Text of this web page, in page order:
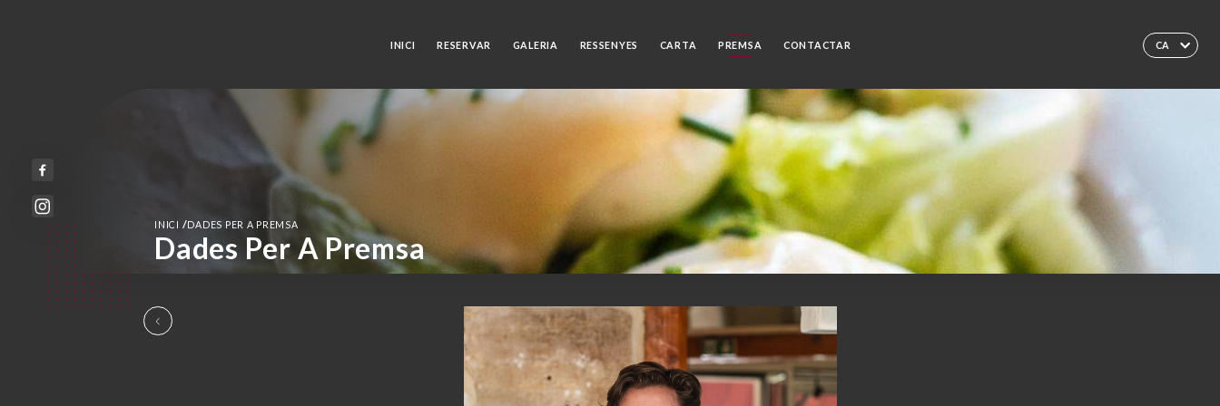
CA
INICI RESERVAR GALERIA RESSENYES CARTA PREMSA CONTACTAR
INICI /DADES PER A PREMSA
Dades Per A Premsa